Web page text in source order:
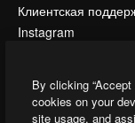
Клиентская
Instagram
TikTok
Discord
By clicking
cookies on your
site usage, and